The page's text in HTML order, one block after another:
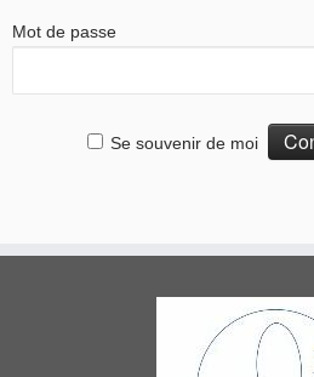
Mot de passe
Se souvenir de moi